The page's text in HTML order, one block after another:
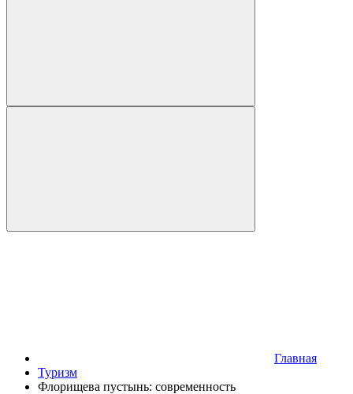
Главная
Туризм
Флорищева пустынь: современность